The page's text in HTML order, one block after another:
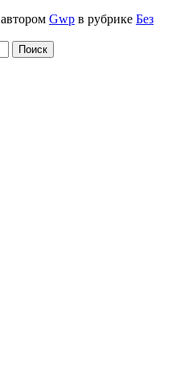
автором Gwp в рубрике Без